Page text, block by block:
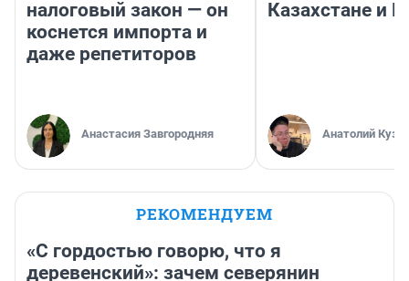
налоговый закон — он
коснется импорта и
даже репетиторов
Анастасия Завгородняя
Казахстане и
Анатолий
РЕКОМЕНДУЕМ
«С гордостью говорю, что я
деревенский»: зачем северянин